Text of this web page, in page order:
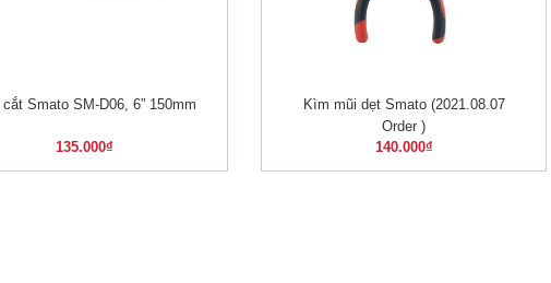
XEM NHANH
Smato SM-D06, 6” 150mm
135.000₫
XEM NHANH
Kìm mũi dẹt Smato (2021.08.07
Order )
140.000₫